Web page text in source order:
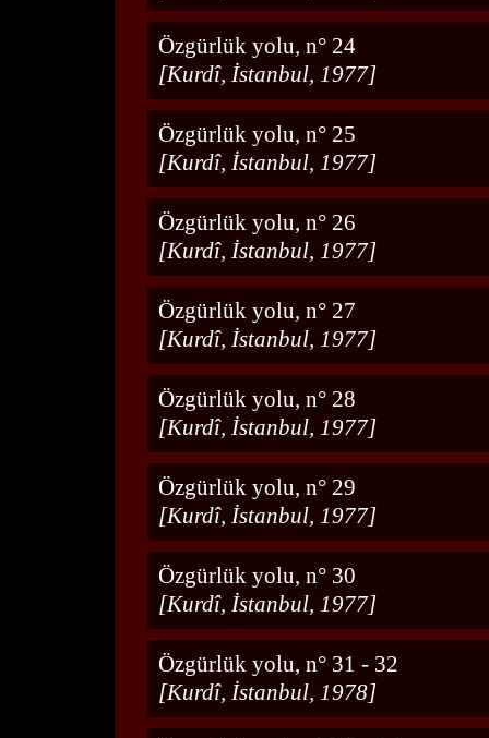
Özgürlük yolu, n° 24
[Kurdî, İstanbul, 1977]
Özgürlük yolu, n° 25
[Kurdî, İstanbul, 1977]
Özgürlük yolu, n° 26
[Kurdî, İstanbul, 1977]
Özgürlük yolu, n° 27
[Kurdî, İstanbul, 1977]
Özgürlük yolu, n° 28
[Kurdî, İstanbul, 1977]
Özgürlük yolu, n° 29
[Kurdî, İstanbul, 1977]
Özgürlük yolu, n° 30
[Kurdî, İstanbul, 1977]
Özgürlük yolu, n° 31 - 32
[Kurdî, İstanbul, 1978]